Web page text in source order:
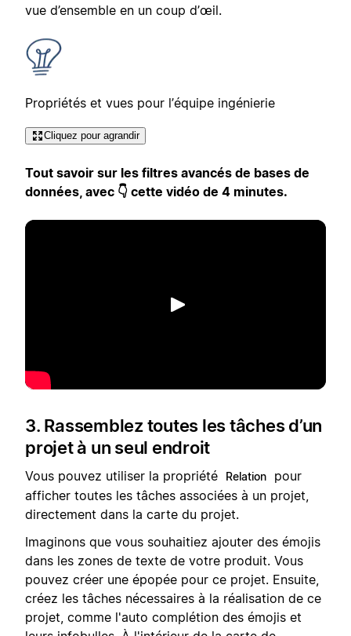
vue d’ensemble en un coup d’œil.
Propriétés et vues pour l’équipe ingénierie
Cliquez pour agrandir
Tout savoir sur les filtres avancés de bases de
données, avec 👇 cette vidéo de 4 minutes.
Lecture
3. Rassemblez toutes les tâches d’un
projet à un seul endroit
Vous pouvez utiliser la propriété Relation
pour
afficher toutes les tâches associées à un projet,
directement dans la carte du projet.
Imaginons que vous souhaitiez ajouter des émojis
dans les zones de texte de votre produit. Vous
pouvez créer une épopée pour ce projet. Ensuite,
créez les tâches nécessaires à la réalisation de ce
projet, comme l'auto complétion des émojis et